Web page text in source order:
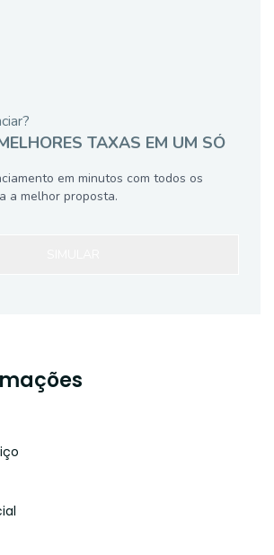
TAXAS EM UM SÓ
em minutos com todos os
a melhor proposta.